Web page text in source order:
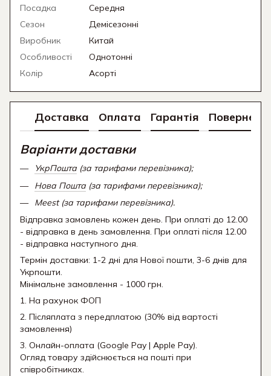
Посадка
Середня
Сезон
Демісезонні
Виробник
Китай
Особливості
Однотонні
Колір
Асорті
Доставка Оплата Гарантія
Варіанти доставки
УкрПошта (за тарифами перевізника);
Нова Пошта (за тарифами перевізника);
Meest (за тарифами перевізника).
Відправка замовлень кожен день. При оплаті до 12.00
- відправка в день замовлення. При оплаті після 12.00
- відправка наступного дня.
Термін доставки: 1-2 дні для Нової пошти, 3-6 днів для
Укрпошти.
Мінімальне замовлення - 1000 грн.
1. На рахунок ФОП
2. Післяплата з передплатою (30% від вартості
замовлення)
3. Онлайн-оплата (Google Pay | Apple Pay).
Огляд товару здійснюється на пошті при
співробітниках.